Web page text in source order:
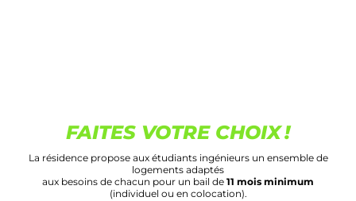
FAITES VOTRE CHOIX !
La résidence propose aux étudiants ingénieurs un ensemble de
logements adaptés
aux besoins de chacun pour un bail de 11 mois minimum
(individuel ou en colocation).